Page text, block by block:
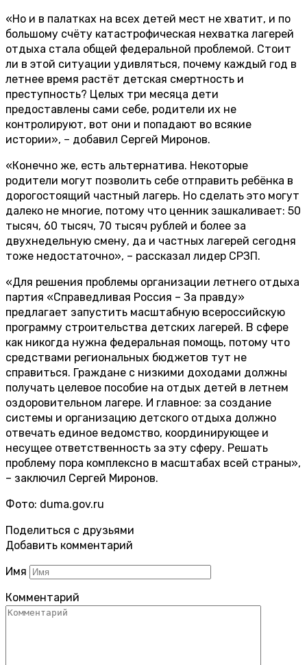
«Но и в палатках на всех детей мест не хватит, и по
большому счёту катастрофическая нехватка лагерей
отдыха стала общей федеральной проблемой. Стоит
ли в этой ситуации удивляться, почему каждый год в
летнее время растёт детская смертность и
преступность? Целых три месяца дети
предоставлены сами себе, родители их не
контролируют, вот они и попадают во всякие
истории», – добавил Сергей Миронов.
«Конечно же, есть альтернатива. Некоторые
родители могут позволить себе отправить ребёнка в
дорогостоящий частный лагерь. Но сделать это могут
далеко не многие, потому что ценник зашкаливает: 50
тысяч, 60 тысяч, 70 тысяч рублей и более за
двухнедельную смену, да и частных лагерей сегодня
тоже недостаточно», – рассказал лидер СРЗП.
«Для решения проблемы организации летнего отдыха
партия «Справедливая Россия – За правду»
предлагает запустить масштабную всероссийскую
программу строительства детских лагерей. В сфере
как никогда нужна федеральная помощь, потому что
средствами региональных бюджетов тут не
справиться. Граждане с низкими доходами должны
получать целевое пособие на отдых детей в летнем
оздоровительном лагере. И главное: за создание
системы и организацию детского отдыха должно
отвечать единое ведомство, координирующее и
несущее ответственность за эту сферу. Решать
проблему пора комплексно в масштабах всей страны»,
– заключил Сергей Миронов.
Фото: duma.gov.ru
Поделиться с друзьями
Добавить комментарий
Имя
Комментарий